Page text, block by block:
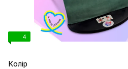
4
Колір